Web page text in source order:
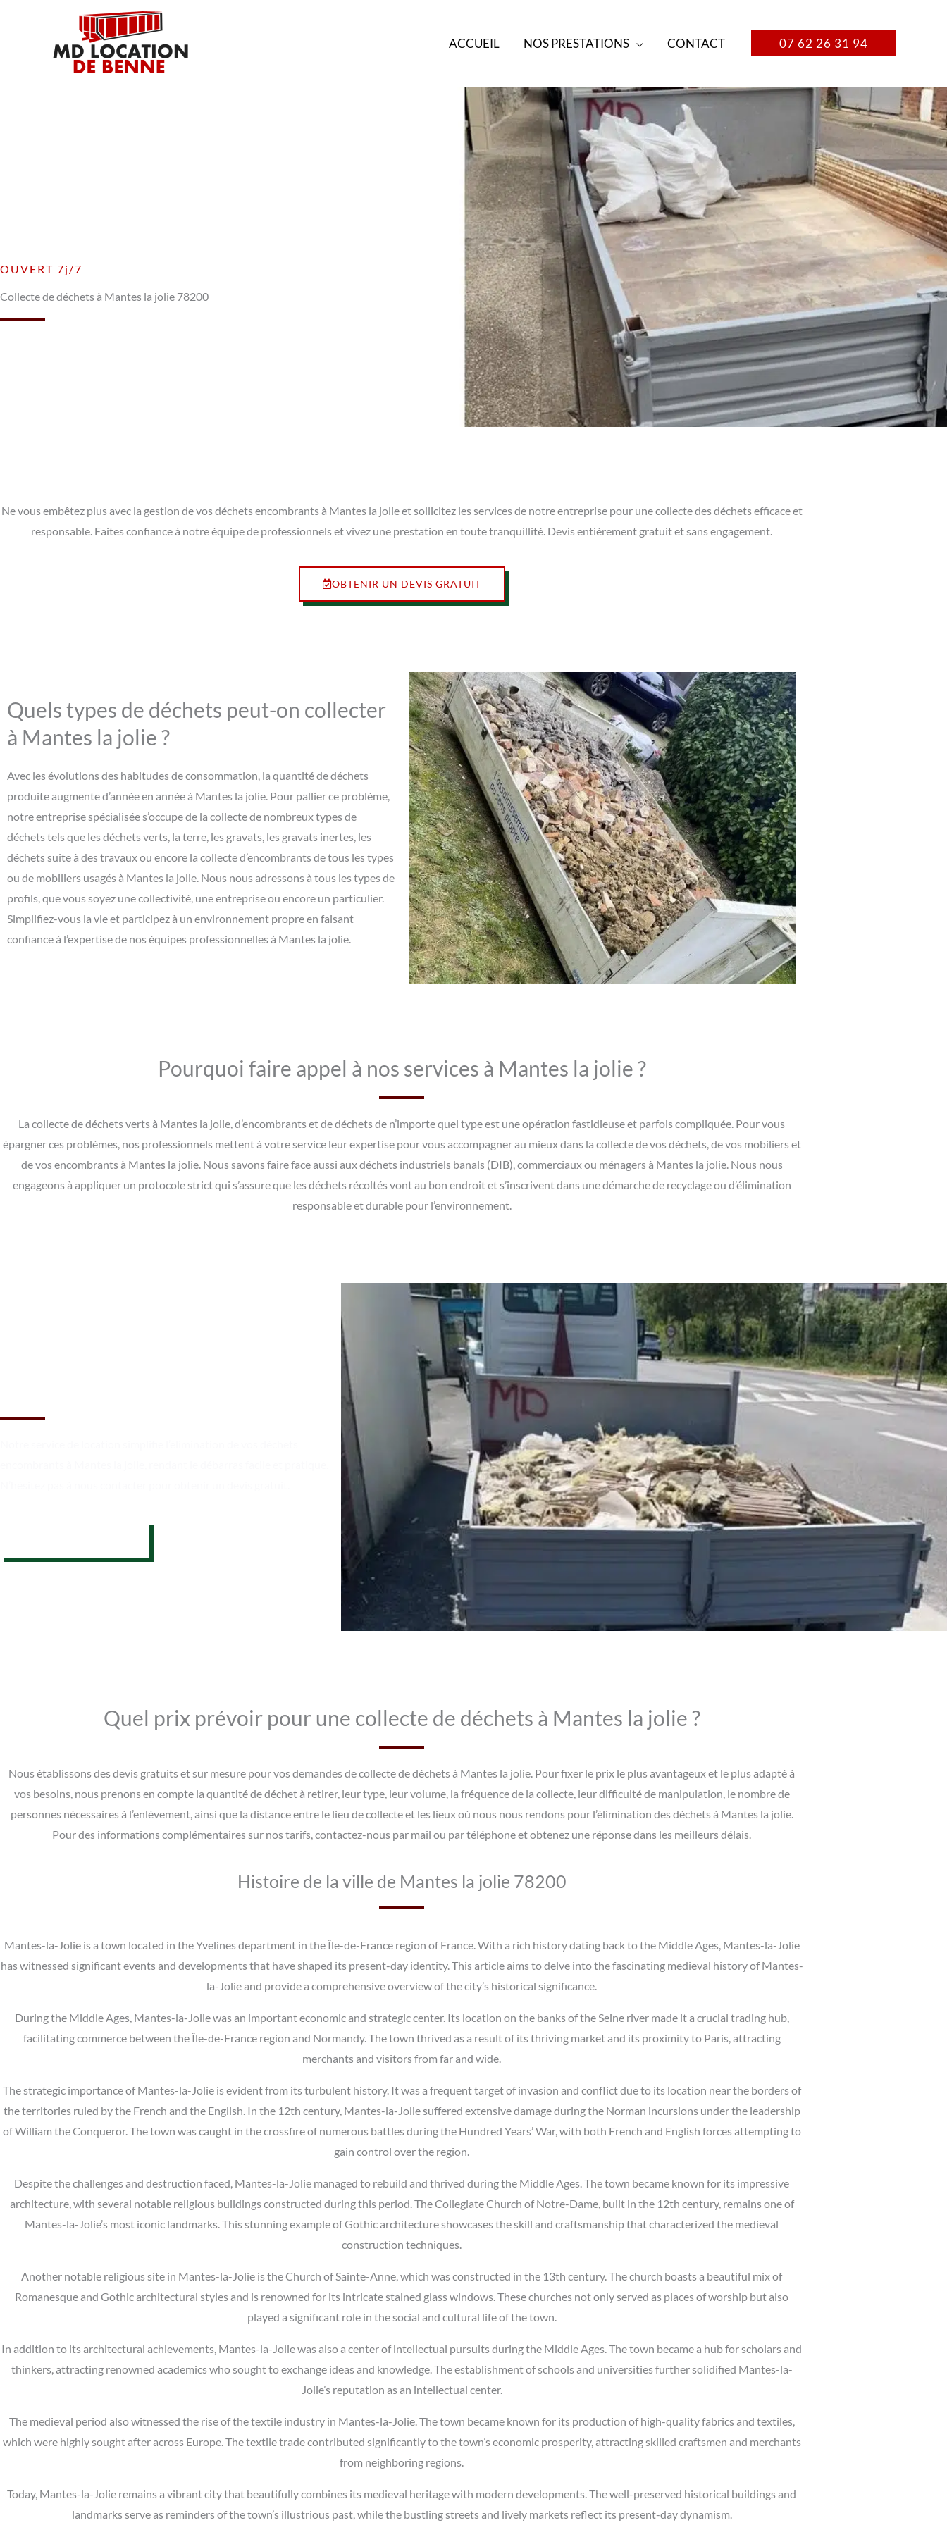
ACCUEIL NOS PRESTATIONS CONTACT 07 62 26 31 94
OUVERT 7j/7
Collecte de déchets à Mantes la jolie 78200
Ne vous embêtez plus avec la gestion de vos déchets encombrants à Mantes la jolie et sollicitez les services de notre entreprise pour une collecte des déchets efficace et
responsable. Faites confiance à notre équipe de professionnels et vivez une prestation en toute tranquillité. Devis entièrement gratuit et sans engagement.
OBTENIR UN DEVIS GRATUIT
Quels types de déchets peut-on collecter
à Mantes la jolie ?
Avec les évolutions des habitudes de consommation, la quantité de déchets
produite augmente d’année en année à Mantes la jolie. Pour pallier ce problème,
notre entreprise spécialisée s’occupe de la collecte de nombreux types de
déchets tels que les déchets verts, la terre, les gravats, les gravats inertes, les
déchets suite à des travaux ou encore la collecte d’encombrants de tous les types
ou de mobiliers usagés à Mantes la jolie. Nous nous adressons à tous les types de
profils, que vous soyez une collectivité, une entreprise ou encore un particulier.
Simplifiez-vous la vie et participez à un environnement propre en faisant
confiance à l’expertise de nos équipes professionnelles à Mantes la jolie.
Pourquoi faire appel à nos services à Mantes la jolie ?
La collecte de déchets verts à Mantes la jolie, d’encombrants et de déchets de n’importe quel type est une opération fastidieuse et parfois compliquée. Pour vous
épargner ces problèmes, nos professionnels mettent à votre service leur expertise pour vous accompagner au mieux dans la collecte de vos déchets, de vos mobiliers et
de vos encombrants à Mantes la jolie. Nous savons faire face aussi aux déchets industriels banals (DIB), commerciaux ou ménagers à Mantes la jolie. Nous nous
engageons à appliquer un protocole strict qui s’assure que les déchets récoltés vont au bon endroit et s’inscrivent dans une démarche de recyclage ou d’élimination
responsable et durable pour l’environnement.
Quel prix prévoir pour une collecte de déchets à Mantes la jolie ?
Nous établissons des devis gratuits et sur mesure pour vos demandes de collecte de déchets à Mantes la jolie. Pour fixer le prix le plus avantageux et le plus adapté à
vos besoins, nous prenons en compte la quantité de déchet à retirer, leur type, leur volume, la fréquence de la collecte, leur difficulté de manipulation, le nombre de
personnes nécessaires à l’enlèvement, ainsi que la distance entre le lieu de collecte et les lieux où nous nous rendons pour l’élimination des déchets à Mantes la jolie.
Pour des informations complémentaires sur nos tarifs, contactez-nous par mail ou par téléphone et obtenez une réponse dans les meilleurs délais.
Histoire de la ville de Mantes la jolie 78200
Mantes-la-Jolie is a town located in the Yvelines department in the Île-de-France region of France. With a rich history dating back to the Middle Ages, Mantes-la-Jolie
has witnessed significant events and developments that have shaped its present-day identity. This article aims to delve into the fascinating medieval history of Mantes-
la-Jolie and provide a comprehensive overview of the city’s historical significance.
During the Middle Ages, Mantes-la-Jolie was an important economic and strategic center. Its location on the banks of the Seine river made it a crucial trading hub,
facilitating commerce between the Île-de-France region and Normandy. The town thrived as a result of its thriving market and its proximity to Paris, attracting
merchants and visitors from far and wide.
The strategic importance of Mantes-la-Jolie is evident from its turbulent history. It was a frequent target of invasion and conflict due to its location near the borders of
the territories ruled by the French and the English. In the 12th century, Mantes-la-Jolie suffered extensive damage during the Norman incursions under the leadership
of William the Conqueror. The town was caught in the crossfire of numerous battles during the Hundred Years’ War, with both French and English forces attempting to
gain control over the region.
Despite the challenges and destruction faced, Mantes-la-Jolie managed to rebuild and thrived during the Middle Ages. The town became known for its impressive
architecture, with several notable religious buildings constructed during this period. The Collegiate Church of Notre-Dame, built in the 12th century, remains one of
Mantes-la-Jolie’s most iconic landmarks. This stunning example of Gothic architecture showcases the skill and craftsmanship that characterized the medieval
construction techniques.
Another notable religious site in Mantes-la-Jolie is the Church of Sainte-Anne, which was constructed in the 13th century. The church boasts a beautiful mix of
Romanesque and Gothic architectural styles and is renowned for its intricate stained glass windows. These churches not only served as places of worship but also
played a significant role in the social and cultural life of the town.
In addition to its architectural achievements, Mantes-la-Jolie was also a center of intellectual pursuits during the Middle Ages. The town became a hub for scholars and
thinkers, attracting renowned academics who sought to exchange ideas and knowledge. The establishment of schools and universities further solidified Mantes-la-
Jolie’s reputation as an intellectual center.
The medieval period also witnessed the rise of the textile industry in Mantes-la-Jolie. The town became known for its production of high-quality fabrics and textiles,
which were highly sought after across Europe. The textile trade contributed significantly to the town’s economic prosperity, attracting skilled craftsmen and merchants
from neighboring regions.
Today, Mantes-la-Jolie remains a vibrant city that beautifully combines its medieval heritage with modern developments. The well-preserved historical buildings and
landmarks serve as reminders of the town’s illustrious past, while the bustling streets and lively markets reflect its present-day dynamism.